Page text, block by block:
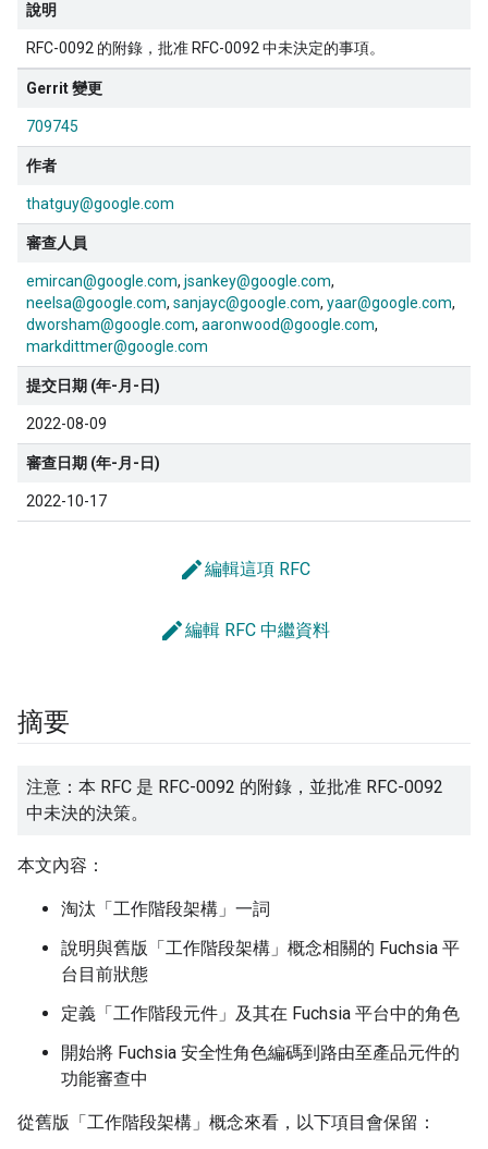
說明
RFC-0092 的附錄，批准 RFC-0092 中未決定的事項。
Gerrit 變更
709745
作者
thatguy@google.com
審查人員
emircan@google.com jsankey@google.com
neelsa@google.com sanjayc@google.com yaar@google.com
dworsham@google.com aaronwood@google.com
markdittmer@google.com
提交日期 (年-月-日)
2022-08-09
審查日期 (年-月-日)
2022-10-17
edit編輯這項 RFC
edit編輯 RFC 中繼資料
摘要
注意：本 RFC 是 RFC-0092 的附錄，並批准 RFC-0092
中未決的決策。
本文內容：
淘汰「工作階段架構」一詞
說明與舊版「工作階段架構」概念相關的 Fuchsia 平
台目前狀態
定義「工作階段元件」及其在 Fuchsia 平台中的角色
開始將 Fuchsia 安全性角色編碼到路由至產品元件的
功能審查中
從舊版「工作階段架構」概念來看，以下項目會保留：